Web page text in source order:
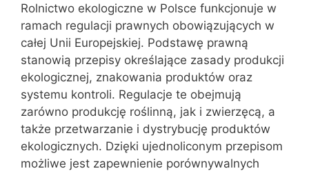
Rolnictwo ekologiczne w Polsce funkcjonuje w
ramach regulacji prawnych obowiązujących w
całej Unii Europejskiej. Podstawę prawną
stanowią przepisy określające zasady produkcji
ekologicznej, znakowania produktów oraz
systemu kontroli. Regulacje te obejmują
zarówno produkcję roślinną, jak i zwierzęcą, a
także przetwarzanie i dystrybucję produktów
ekologicznych. Dzięki ujednoliconym przepisom
możliwe jest zapewnienie porównywalnych